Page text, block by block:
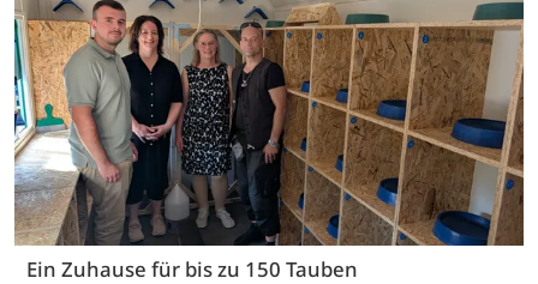
Ein Zuhause für bis zu 150 Tauben